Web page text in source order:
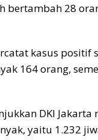
bertambah 28
kasus positif
164 orang,
DKI
yaitu 1.232